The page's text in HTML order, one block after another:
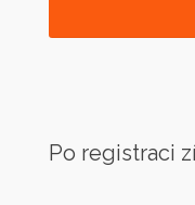
Po registraci